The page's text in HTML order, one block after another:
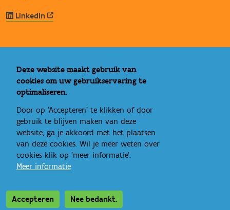
Deze website maakt gebruik van
cookies om uw gebruikservaring te
optimaliseren.
Door op 'Accepteren' te klikken of door
gebruik te blijven maken van deze
website, ga je akkoord met het plaatsen
van deze cookies. Wil je meer weten over
cookies klik op 'meer informatie'.
Meer informatie
Accepteren Nee bedankt.
LinkedIn
Vlaams Loket Jeugdhulp
IROJ
Signs of Safety
Rechtspositie minderjarige
Ideale wereld
Bandbreedte
Eén gezin, één plan